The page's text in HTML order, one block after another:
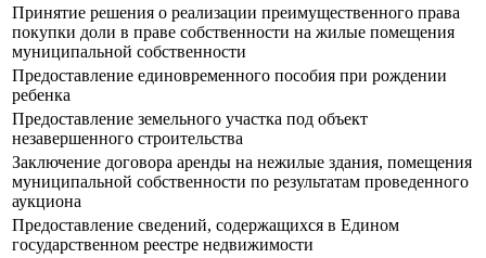
Принятие решения о реализации преимущественного права
покупки доли в праве собственности на жилые помещения
муниципальной собственности
Предоставление единовременного пособия при рождении
ребенка
Предоставление земельного участка под объект
незавершенного строительства
Заключение договора аренды на нежилые здания, помещения
муниципальной собственности по результатам проведенного
аукциона
Предоставление сведений, содержащихся в Едином
государственном реестре недвижимости